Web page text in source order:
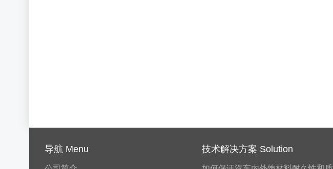
导航 Menu 技术解决方案 Solution